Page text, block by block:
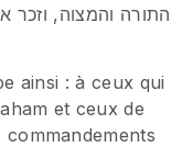
התורה והמצוה, וזכר
ainsi : à ceux qui
et ceux de